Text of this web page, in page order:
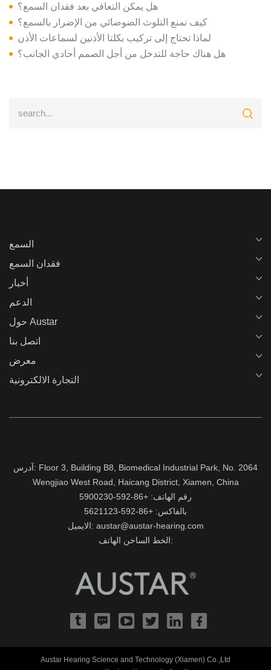
هل يمكن التعافي بعد فقدان السمع؟
كيف نمنع التلوث الضوضائي من الإضرار بالسمع؟
لماذا تحتاج إلى تركيب بكلتا الأذنين لسماعات الأذن
هل هناك حاجة للتدخل من أجل الصمم أحادي الجانب؟
السمع
فقدان السمع
أخبار
الدعم
حول Austar
اتصل بنا
معرض
التجارة الالكترونية
آدرس: Floor 3, Building B8, Biomedical Industrial Park, No. 2064
Wengjiao West Road, Haicang District, Xiamen, China
رقم الهاتف: +86-592-5900230
بالفاكس: +86-592-5621123
الايميل: austar@austar-hearing.com
الخط الساخن الهاتف:
Austar Hearing Science and Technology (Xiamen) Co.,Ltd